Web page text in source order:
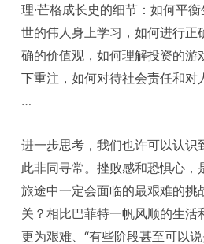
理·芒格成长史的细节：如何平
世的伟人身上学习，如何进行正
确的价值观，如何理解投资的游
下重注，如何对待社会责任和
…
进一步思考，我们也许可以认识
此非同寻常。挫败感和恐惧心，
旅途中一定会面临的最艰难的挑
关？相比巴菲特一帆风顺的生活
更为艰难、“有些阶段甚至可以